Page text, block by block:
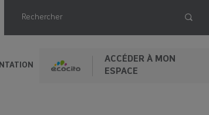
ACCÉDER À MON
ESPACE